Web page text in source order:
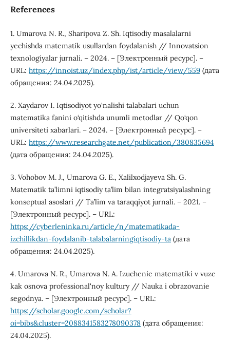
References
1. Umarova N. R., Sharipova Z. Sh. Iqtisodiy masalalarni
yechishda matematik usullardan foydalanish // Innovatsion
texnologiyalar jurnali. – 2024. – [Электронный ресурс]. –
URL: https://innoist.uz/index.php/ist/article/view/559(дата
обращения: 24.04.2025).
2. Xaydarov I. Iqtisodiyot yo‘nalishi talabalari uchun
matematika fanini o‘qitishda unumli metodlar // Qo‘qon
universiteti xabarlari. – 2024. – [Электронный ресурс]. –
URL: https://www.researchgate.net/publication/380835694
(дата обращения: 24.04.2025).
3. Vohobov M. J., Umarova G. E., Xalilxodjayeva Sh. G.
Matematik ta’limni iqtisodiy ta’lim bilan integratsiyalashning
konseptual asoslari // Ta’lim va taraqqiyot jurnali. – 2021. –
[Электронный ресурс]. – URL:
https://cyberleninka.ru/article/n/matematikada-
izchillikdan-foydalanib-talabalarningiqtisodiy-ta(дата
обращения: 24.04.2025).
4. Umarova N. R., Umarova N. A. Izuchenie matematiki v vuze
kak osnova professional'noy kultury // Nauka i obrazovanie
segodnya. – [Электронный ресурс]. – URL:
https://scholar.google.com/scholar?
oi=bibs&cluster=2088341583278090378(дата обращения:
24.04.2025).